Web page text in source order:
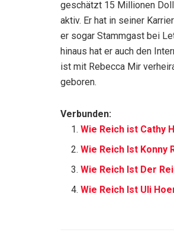
geschätzt 15 Millionen
aktiv. Er hat in seiner
er sogar Stammgast bei
hinaus hat er auch den
ist mit Rebecca Mir
geboren.
Verbunden:
Wie Reich ist Cathy
Wie Reich Ist Konny
Wie Reich Ist Der
Wie Reich Ist Uli